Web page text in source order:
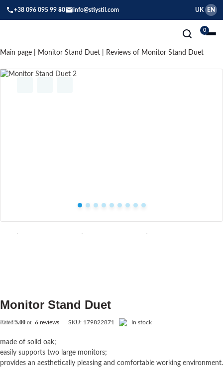
+38 096 095 99 80 info@stiystil.com UK EN
0
Main page Monitor Stand Duet Reviews of Monitor Stand Duet
Monitor Stand Duet
Rated5.00 out of 5 based on6customer ratings
6 reviews SKU: 179822871 In stock
made of solid oak;
easily supports two large monitors;
provides an aesthetically pleasing and comfortable working environment.